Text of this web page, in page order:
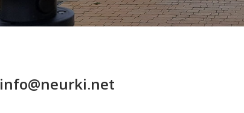
info@neurki.net